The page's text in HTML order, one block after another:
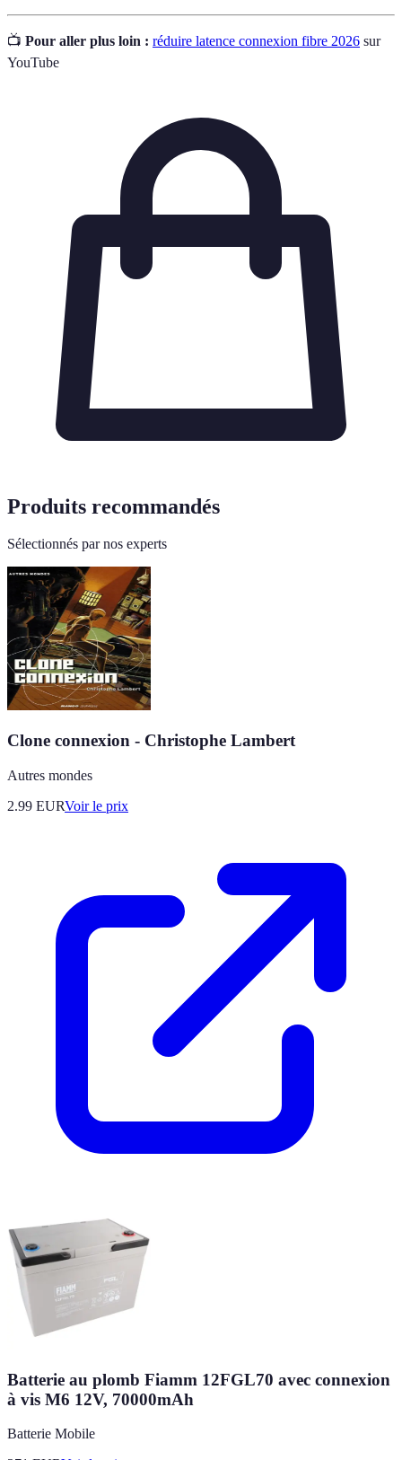
📺 Pour aller plus loin : réduire latence connexion fibre 2026 sur
YouTube
Produits recommandés
Sélectionnés par nos experts
Clone connexion - Christophe Lambert
Autres mondes
2.99 EURVoir le prix
Batterie au plomb Fiamm 12FGL70 avec connexion
à vis M6 12V, 70000mAh
Batterie Mobile